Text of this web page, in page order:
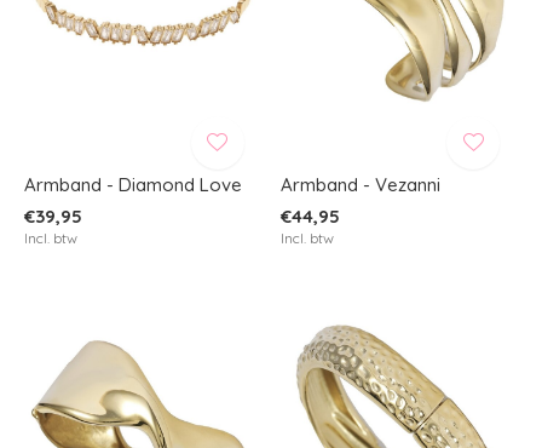
Armband - Diamond Love
€39,95
Incl. btw
Armband - Vezanni
€44,95
Incl. btw